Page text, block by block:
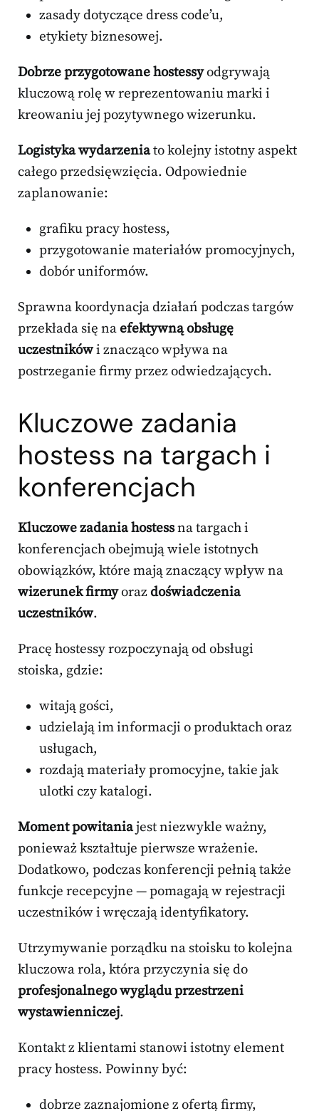
zasady dotyczące dress code’u,
etykiety biznesowej.
Dobrze przygotowane hostessyodgrywają
kluczową rolę w reprezentowaniu marki i
kreowaniu jej pozytywnego wizerunku.
Logistyka wydarzeniato kolejny istotny aspekt
całego przedsięwzięcia. Odpowiednie
zaplanowanie:
grafiku pracy hostess,
przygotowanie materiałów promocyjnych,
dobór uniformów.
Sprawna koordynacja działań podczas targów
przekłada się naefektywną obsługę
uczestnikówi znacząco wpływa na
postrzeganie firmy przez odwiedzających.
Kluczowe zadania
hostess na targach i
konferencjach
Kluczowe zadania hostessna targach i
konferencjach obejmują wiele istotnych
obowiązków, które mają znaczący wpływ na
wizerunek firmyorazdoświadczenia
uczestników.
Pracę hostessy rozpoczynają od obsługi
stoiska, gdzie:
witają gości,
udzielają im informacji o produktach oraz
usługach,
rozdają materiały promocyjne, takie jak
ulotki czy katalogi.
Moment powitaniajest niezwykle ważny,
ponieważ kształtuje pierwsze wrażenie.
Dodatkowo, podczas konferencji pełnią także
funkcje recepcyjne — pomagają w rejestracji
uczestników i wręczają identyfikatory.
Utrzymywanie porządku na stoisku to kolejna
kluczowa rola, która przyczynia się do
profesjonalnego wyglądu przestrzeni
wystawienniczej.
Kontakt z klientami stanowi istotny element
pracy hostess. Powinny być:
dobrze zaznajomione z ofertą firmy,